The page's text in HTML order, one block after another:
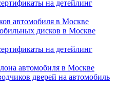
на детейлинг
автомобиля в Москве
дисков в Москве
на детейлинг
автомобиля в Москве
дверей на автомобиль